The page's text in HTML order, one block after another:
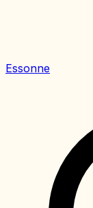
Essonne